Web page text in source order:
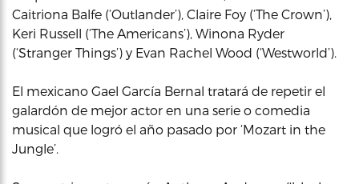
Caitriona Balfe (‘Outlander’), Claire Foy (‘The Crown’),
Keri Russell (‘The Americans’), Winona Ryder
(‘Stranger Things’) y Evan Rachel Wood (‘Westworld’).
El mexicano Gael García Bernal tratará de repetir el
galardón de mejor actor en una serie o comedia
musical que logró el año pasado por ‘Mozart in the
Jungle’.